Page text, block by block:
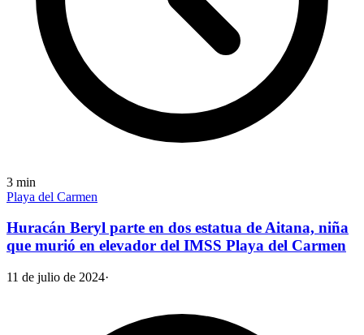
3 min
Playa del Carmen
Huracán Beryl parte en dos estatua de Aitana, niña
que murió en elevador del IMSS Playa del Carmen
11 de julio de 2024·